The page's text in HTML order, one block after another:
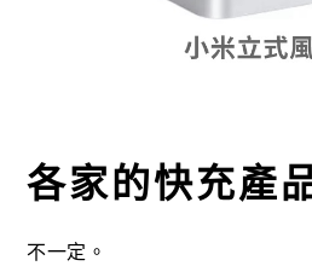
各家的快充產
不一定。